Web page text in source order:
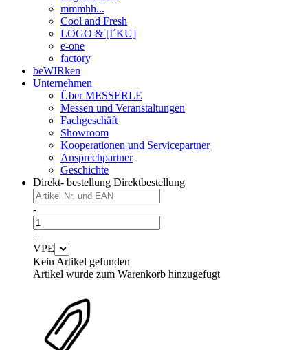
mmmhh...
Cool and Fresh
LOGO & [I´KU]
e-one
factory
beWIRken
Unternehmen
Über MESSERLE
Messen und Veranstaltungen
Fachgeschäft
Showroom
Kooperationen und Servicepartner
Ansprechpartner
Geschichte
Direkt- bestellung Direktbestellung
-
+
VPE
Kein Artikel gefunden
Artikel wurde zum Warenkorb hinzugefügt